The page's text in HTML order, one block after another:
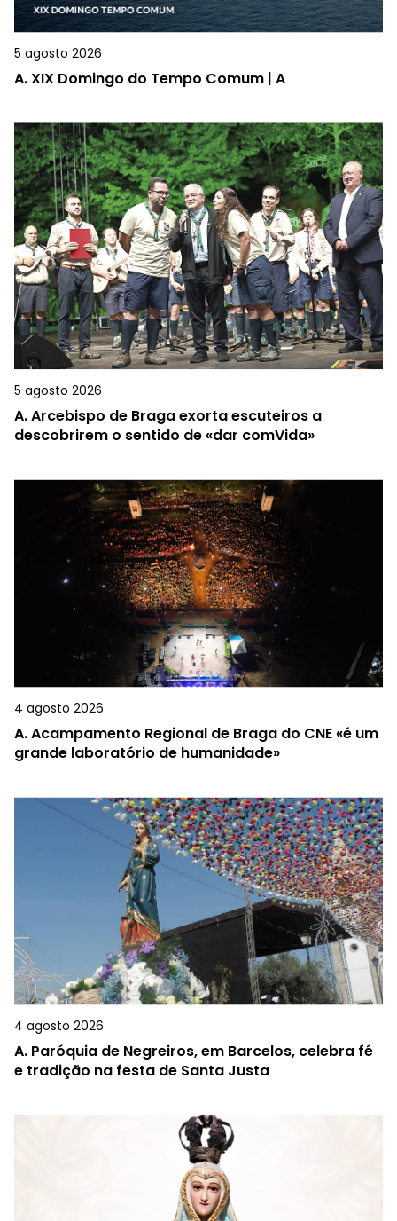
5 agosto 2026
A.XIX Domingo do Tempo Comum | A
5 agosto 2026
A.Arcebispo de Braga exorta escuteiros a
descobrirem o sentido de «dar comVida»
4 agosto 2026
A.Acampamento Regional de Braga do CNE «é um
grande laboratório de humanidade»
4 agosto 2026
A. Paróquia de Negreiros, em Barcelos, celebra fé
e tradição na festa de Santa Justa